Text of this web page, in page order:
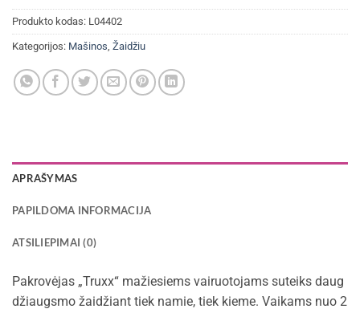
Produkto kodas: L04402
Kategorijos: Mašinos, Žaidžiu
APRAŠYMAS
PAPILDOMA INFORMACIJA
ATSILIEPIMAI (0)
Pakrovėjas „Truxx“ mažiesiems vairuotojams suteiks daug
džiaugsmo žaidžiant tiek namie, tiek kieme. Vaikams nuo 2